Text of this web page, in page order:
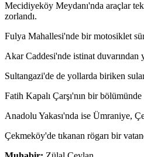
Mecidiyeköy Meydanı'nda araçlar
zorlandı.
Fulya Mahallesi'nde bir motosiklet
Akar Caddesi'nde istinat
Sultangazi'de de yollarda biriken sular
Fatih Kapalı Çarşı'nın bir
Anadolu Yakası'nda ise Ümraniye,
Çekmeköy'de tıkanan rögarı bir